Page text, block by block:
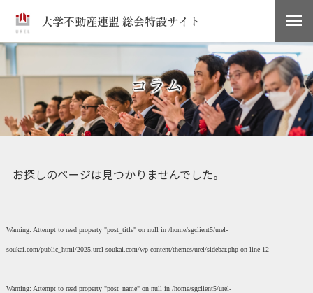
大学不動産連盟 総会特設サイト
コラム
お探しのページは見つかりませんでした。
Warning: Attempt to read property "post_title" on null in /home/sgclient5/urel-
soukai.com/public_html/2025.urel-soukai.com/wp-content/themes/urel/sidebar.phpon line 12
Warning: Attempt to read property "post_name" on null in /home/sgclient5/urel-